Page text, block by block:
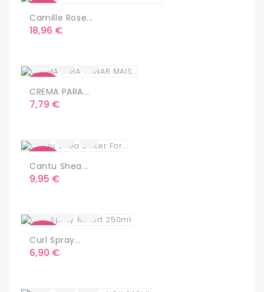
Camille Rose...
Precio
18,96 €
CREMA PARA...
Precio
7,79 €
Cantu Shea...
Precio
9,95 €
Curl Spray...
Precio
6,90 €